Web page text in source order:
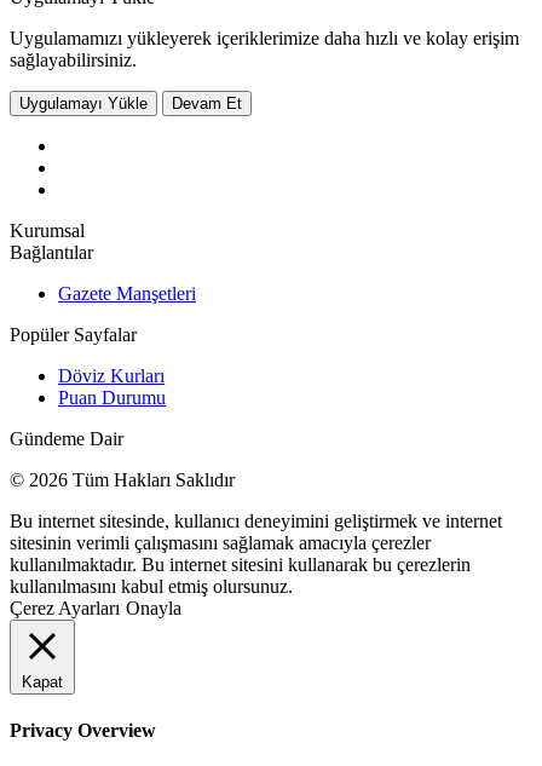
Uygulamamızı yükleyerek içeriklerimize daha hızlı ve kolay erişim
sağlayabilirsiniz.
Uygulamayı Yükle Devam Et
Kurumsal
Bağlantılar
Gazete Manşetleri
Popüler Sayfalar
Döviz Kurları
Puan Durumu
Gündeme Dair
© 2026 Tüm Hakları Saklıdır
Bu internet sitesinde, kullanıcı deneyimini geliştirmek ve internet
sitesinin verimli çalışmasını sağlamak amacıyla çerezler
kullanılmaktadır. Bu internet sitesini kullanarak bu çerezlerin
kullanılmasını kabul etmiş olursunuz.
Çerez Ayarları Onayla
Kapat
Privacy Overview